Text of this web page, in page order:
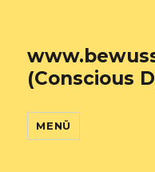
(Conscious
MENÜ